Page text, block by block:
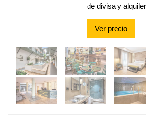
de divisa y
Ver precio